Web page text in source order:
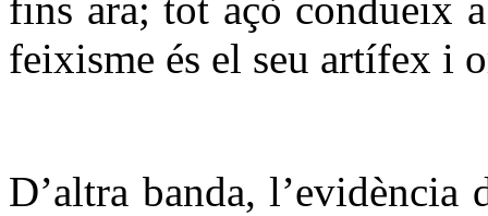
feixisme és el seu artífex i
D’altra banda, l’evidència